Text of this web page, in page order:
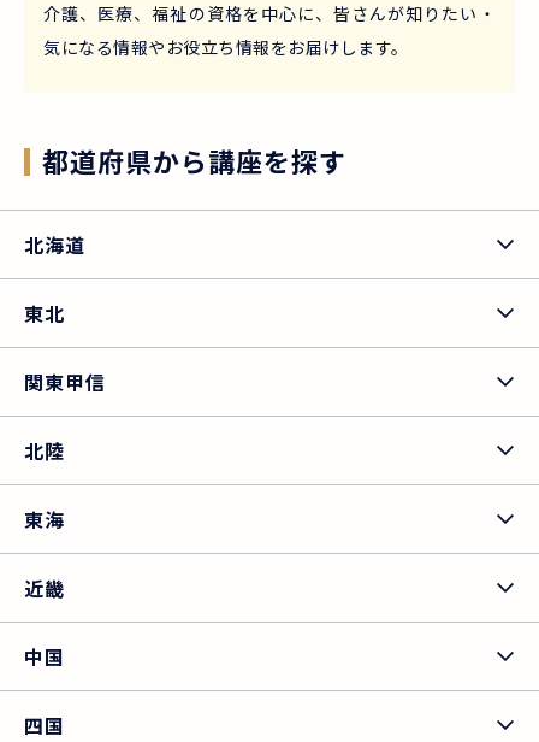
介護、医療、福祉の資格を中心に、皆さんが知りたい・
気になる情報やお役立ち情報をお届けします。
都道府県から講座を探す
北海道
東北
関東甲信
北陸
東海
近畿
中国
四国